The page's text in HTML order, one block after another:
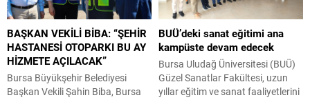
BAŞKAN VEKİLİ BİBA: “ŞEHİR
HASTANESİ OTOPARKI BU AY
HİZMETE AÇILACAK”
Bursa Büyükşehir Belediyesi
Başkan Vekili Şahin Biba, Bursa
BUÜ’deki sanat eğitimi ana
kampüste devam edecek
Bursa Uludağ Üniversitesi (BUÜ)
Güzel Sanatlar Fakültesi, uzun
yıllar eğitim ve sanat faaliyetlerini